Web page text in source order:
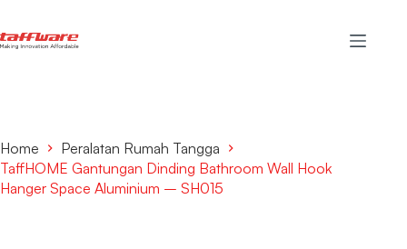
Home
Peralatan Rumah Tangga
TaffHOME Gantungan Dinding Bathroom Wall Hook
Hanger Space Aluminium – SH015